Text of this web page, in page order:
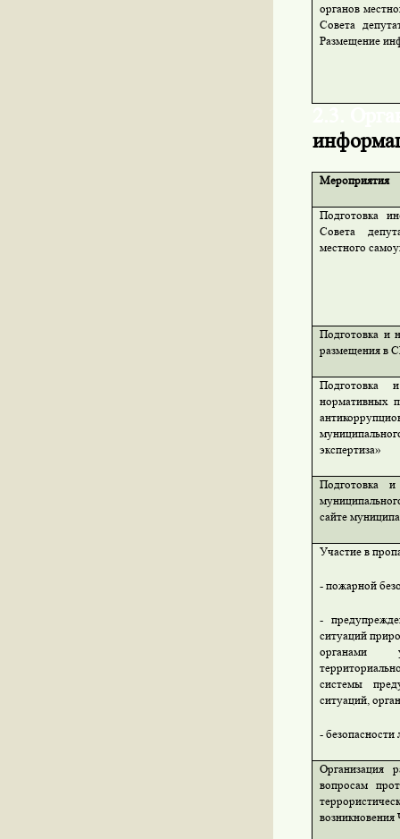
органов
Совета
Размещение
Мероприятия
Подготовка
Совета
местного
Подготовка и
размещения в
Подготовка
нормативных
экспертиза»
Подготовка
сайте
Участие в
- пожарной
-
ситуаций
органами
системы
ситуаций,
-
Организация
вопросам
возникновения